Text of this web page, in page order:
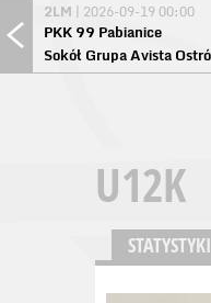
2LM | 2026-09-19 00:00
PKK 99 Pabianice
U12K
STATYSTYKI